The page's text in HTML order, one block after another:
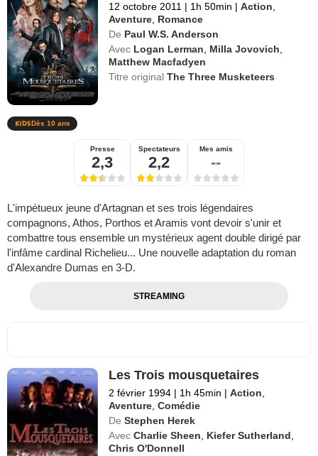
12 octobre 2011 | 1h 50min | Action
Aventure Romance
De Paul W.S. Anderson
Avec Logan Lerman Milla Jovovich
Matthew Macfadyen
Titre originalThe Three Musketeers
Dès 10 ans
Presse
2,3
Spectateurs
2,2
Mes amis
--
L'impétueux jeune d'Artagnan et ses trois légendaires
compagnons, Athos, Porthos et Aramis vont devoir s'unir et
combattre tous ensemble un mystérieux agent double dirigé par
l'infâme cardinal Richelieu... Une nouvelle adaptation du roman
d'Alexandre Dumas en 3-D.
STREAMING
Les Trois mousquetaires
2 février 1994 | 1h 45min | Action
Aventure ,Comédie
De Stephen Herek
Avec Charlie Sheen Kiefer Sutherland
Chris O'Donnell